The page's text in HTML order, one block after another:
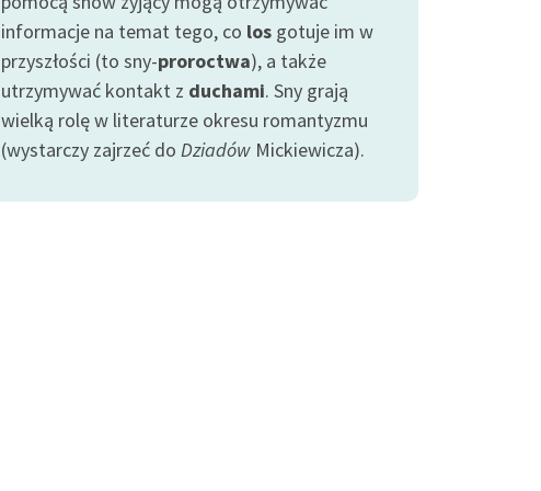
informacje na temat tego, co los gotuje im w
przyszłości (to sny-proroctwa), a także
utrzymywać kontakt z duchami. Sny grają
wielką rolę w literaturze okresu romantyzmu
(wystarczy zajrzeć do Dziadów Mickiewicza).